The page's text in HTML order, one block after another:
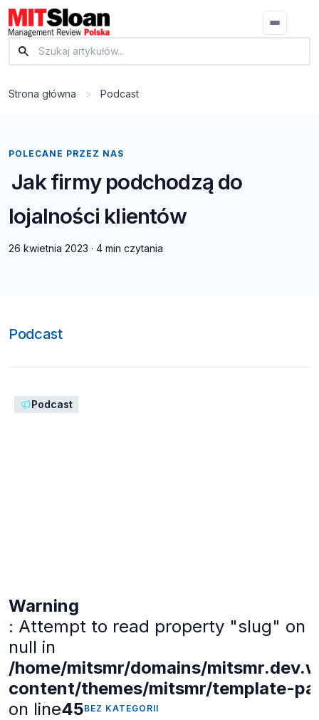
Strona główna > Podcast
POLECANE PRZEZ NAS
Jak firmy podchodzą do
lojalności klientów
26 kwietnia 2023 · 4 min czytania
Podcast
Podcast
Warning
: Attempt to read property "slug" on
null in
/home/mitsmr/domains/
content/themes/mitsmr/template-
on line45BEZ KATEGORII